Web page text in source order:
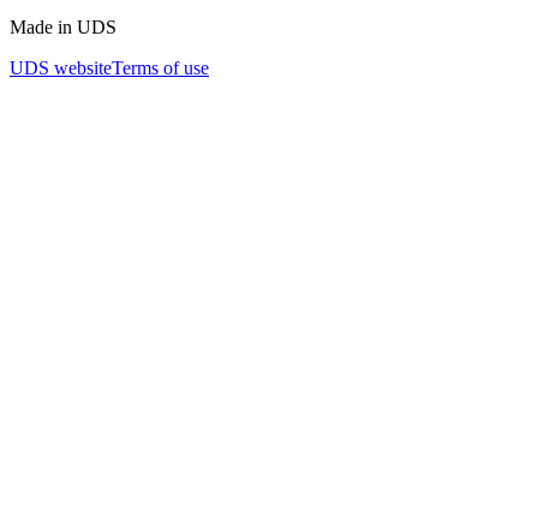
Made in UDS
UDS websiteTerms of use